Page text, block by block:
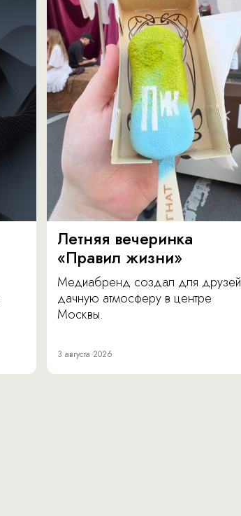
Летняя вечеринка
«Правил жизни»
Медиабренд создал для друзей
дачную атмосферу в центре
Москвы.
3 августа 2026